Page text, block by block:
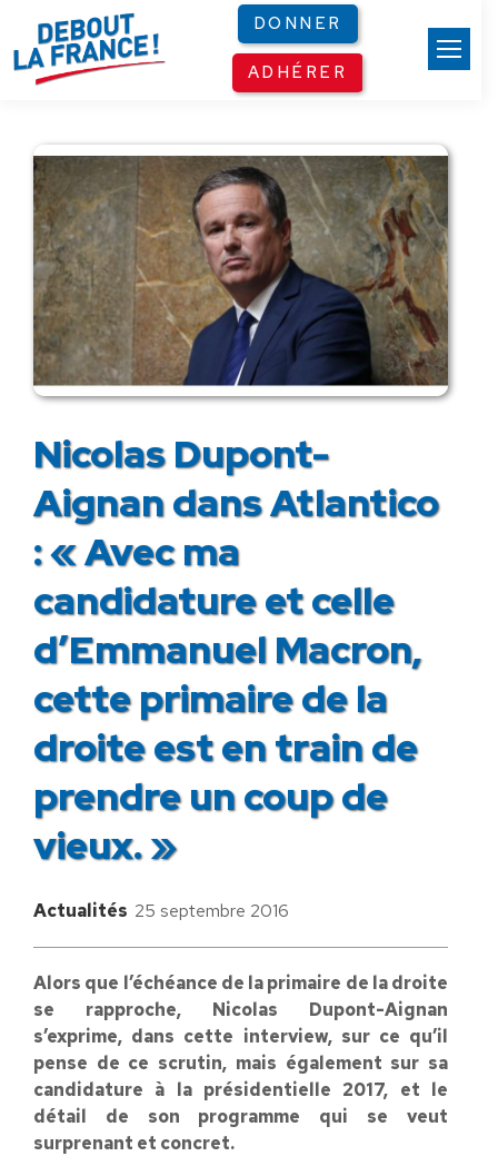
DONNER
ADHÉRER
Nicolas Dupont-
Aignan dans Atlantico
: « Avec ma
candidature et celle
d’Emmanuel Macron,
cette primaire de la
droite est en train de
prendre un coup de
vieux. »
Actualités 25 septembre 2016
Alors que l’échéance de la primaire de la droite
se rapproche, Nicolas Dupont-Aignan
s’exprime, dans cette interview, sur ce qu’il
pense de ce scrutin, mais également sur sa
candidature à la présidentielle 2017, et le
détail de son programme qui se veut
surprenant et concret.
Panneau de gestion des cookies